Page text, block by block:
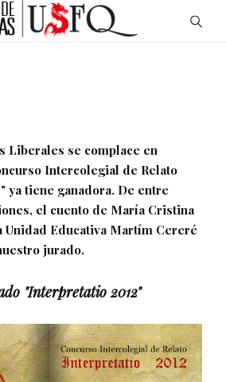
Liberales se complace en
Intercolegial de Relato
ya tiene ganadora. De entre
el cuento de María Cristina
Unidad Educativa Martím Cereré
jurado.
"Interpretatio 2012"